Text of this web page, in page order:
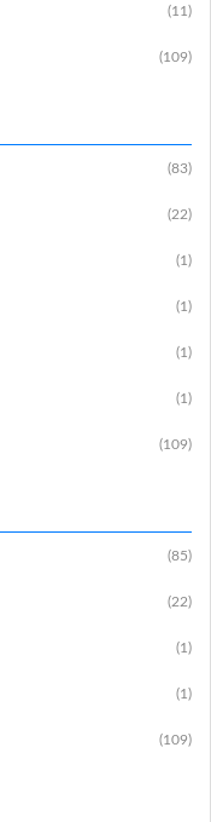
(11)
(109)
(83)
(22)
(1)
(1)
(1)
(1)
(109)
(85)
(22)
(1)
(1)
(109)